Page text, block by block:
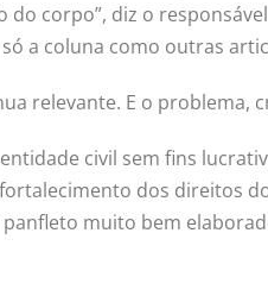
corpo”, diz o
a coluna como outras
relevante. E o problema,
civil sem fins
dos direitos
muito bem